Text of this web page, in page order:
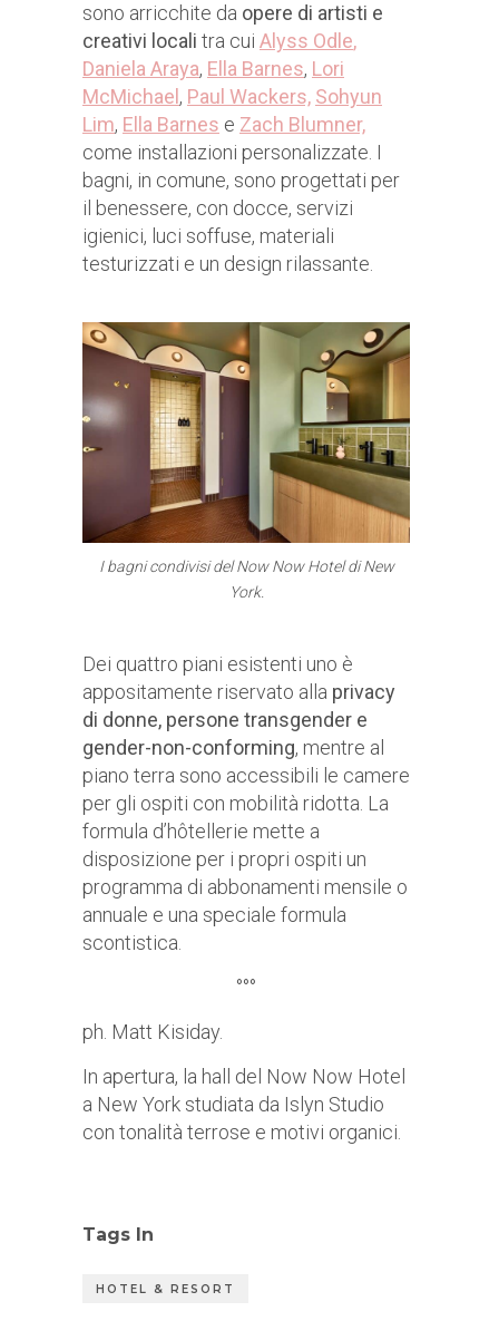
sono arricchite da opere di artisti e
creativi locali tra cui Alyss Odle,
Daniela Araya, Ella Barnes, Lori
McMichael , Paul Wackers, Sohyun
Lim, Ella Barnes e Zach Blumner,
come installazioni personalizzate. I
bagni, in comune, sono progettati per
il benessere, con docce, servizi
igienici, luci soffuse, materiali
testurizzati e un design rilassante.
I bagni condivisi del Now Now Hotel di New
York.
Dei quattro piani esistenti uno è
appositamente riservato alla privacy
di donne, persone transgender e
gender-non-conforming, mentre al
piano terra sono accessibili le camere
per gli ospiti con mobilità ridotta. La
formula d’hôtellerie mette a
disposizione per i propri ospiti un
programma di abbonamenti mensile o
annuale e una speciale formula
scontistica.
°°°
ph. Matt Kisiday.
In apertura, la hall del Now Now Hotel
a New York studiata da Islyn Studio
con tonalità terrose e motivi organici.
Tags In
HOTEL & RESORT